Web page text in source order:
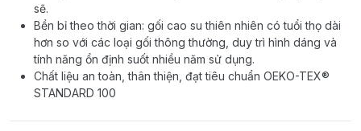
sẽ.
Bền bỉ theo thời gian: gối cao su thiên nhiên có tuổi thọ dài
hơn so với các loại gối thông thường, duy trì hình dáng và
tính năng ổn định suốt nhiều năm sử dụng.
Chất liệu an toàn, thân thiện, đạt tiêu chuẩn OEKO-TEX®
STANDARD 100